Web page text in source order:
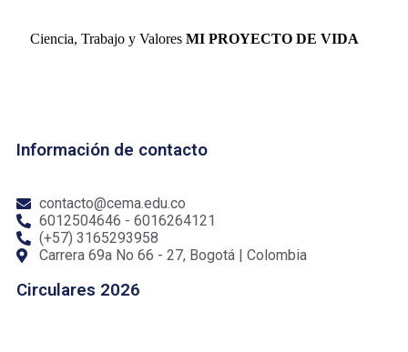
Ciencia, Trabajo y Valores MI PROYECTO DE VIDA
Información de contacto
contacto@cema.edu.co
6012504646 - 6016264121
(+57) 3165293958
Carrera 69a No 66 - 27, Bogotá | Colombia
Circulares 2026